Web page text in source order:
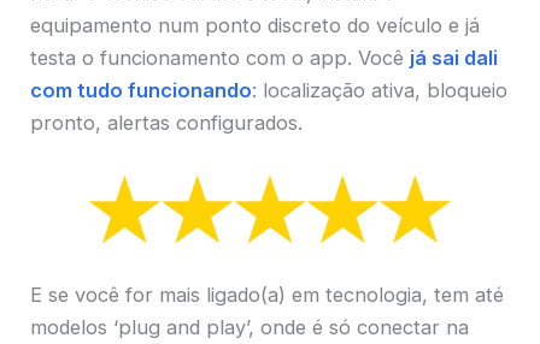
equipamento num ponto discreto do veículo e já
testa o funcionamento com o app. Você já sai dali
com tudo funcionando: localização ativa, bloqueio
pronto, alertas configurados.
E se você for mais ligado(a) em tecnologia, tem até
modelos ‘plug and play’, onde é só conectar na